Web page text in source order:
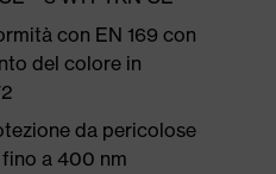
con EN 169 con
del colore in
da pericolose
fino a 400 nm